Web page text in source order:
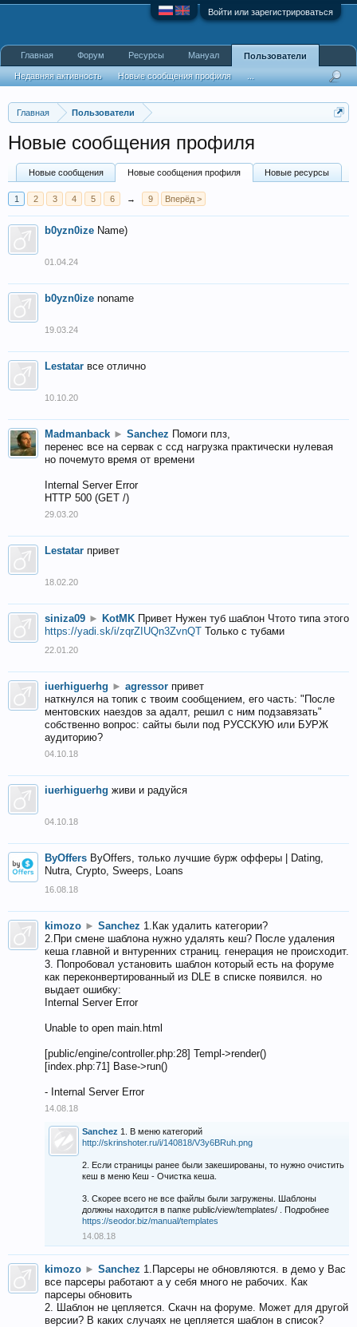
Войти или зарегистрироваться
Главная Пользователи
Новые сообщения профиля
Новые сообщения Новые сообщения профиля Новые ресурсы
1 2 3 4 5 6 → 9 Вперёд >
b0yzn0ize Name)
01.04.24
b0yzn0ize noname
19.03.24
Lestatar все отлично
10.10.20
Madmanback ► Sanchez Помоги плз,
перенес все на сервак с ссд нагрузка практически нулевая
но почемуто время от времени
Internal Server Error
HTTP 500 (GET /)
29.03.20
Lestatar привет
18.02.20
siniza09 ► KotMK Привет Нужен туб шаблон Чтото типа этого
https://yadi.sk/i/zqrZIUQn3ZvnQT Только с тубами
22.01.20
iuerhiguerhg ► agressor привет
наткнулся на топик с твоим сообщением, его часть: "После
ментовских наездов за адалт, решил с ним подзавязать"
собственно вопрос: сайты были под РУССКУЮ или БУРЖ
аудиторию?
04.10.18
iuerhiguerhg живи и радуйся
04.10.18
ByOffers ByOffers, только лучшие бурж офферы | Dating,
Nutra, Crypto, Sweeps, Loans
16.08.18
kimozo ► Sanchez 1.Как удалить категории?
2.При смене шаблона нужно удалять кеш? После удаления
кеша главной и внтуренних страниц. генерация не происходит.
3. Попробовал установить шаблон который есть на форуме
как переконвертированный из DLE в списке появился. но
выдает ошибку:
Internal Server Error
Unable to open main.html
[public/engine/controller.php:28] Templ->render()
[index.php:71] Base->run()
- Internal Server Error
14.08.18
Sanchez 1. В меню категорий
http://skrinshoter.ru/i/140818/V3y6BRuh.png
2. Если страницы ранее были закешированы, то нужно очистить
кеш в меню Кеш - Очистка кеша.
3. Скорее всего не все файлы были загружены. Шаблоны
должны находится в папке public/view/templates/ . Подробнее
https://seodor.biz/manual/templates
14.08.18
kimozo ► Sanchez 1.Парсеры не обновляются. в демо у Вас
все парсеры работают а у себя много не рабочих. Как
парсеры обновить
2. Шаблон не цепляется. Скачн на форуме. Может для другой
версии? В каких случаях не цепляется шаблон в список?
Главная Форум Ресурсы Мануал Пользователи
Недавняя активность Новые сообщения профиля